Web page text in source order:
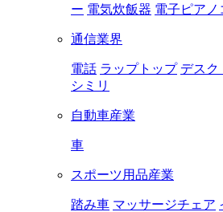
ー 電気炊飯器 電子ピアノ
通信業界
電話 ラップトップ デスク
シミリ
自動車産業
車
スポーツ用品産業
踏み車 マッサージチェア